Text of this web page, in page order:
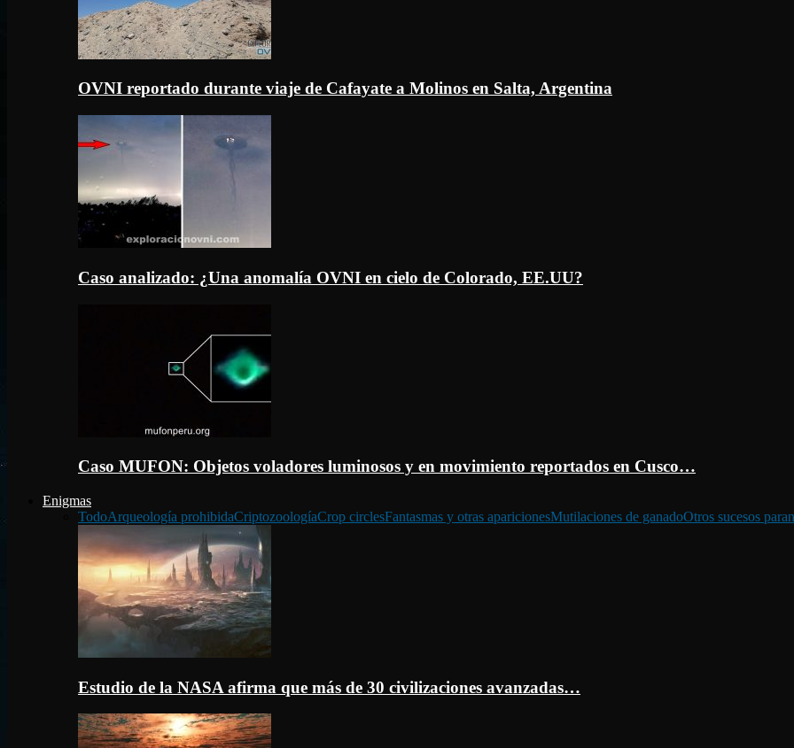
OVNI reportado durante viaje de Cafayate a Molinos en Salta, Argentina
Caso analizado: ¿Una anomalía OVNI en cielo de Colorado, EE.UU?
Caso MUFON: Objetos voladores luminosos y en movimiento reportados en Cusco…
Enigmas
TodoArqueología prohibidaCriptozoologíaCrop circlesFantasmas y otras aparicionesMutilaciones de ganadoOtros sucesos
Estudio de la NASA afirma que más de 30 civilizaciones avanzadas…